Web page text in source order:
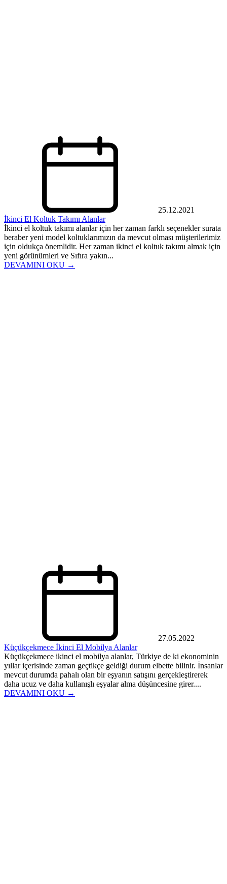
25.12.2021
İkinci El Koltuk Takımı Alanlar
İkinci el koltuk takımı alanlar için her zaman farklı seçenekler surata
beraber yeni model koltuklarımızın da mevcut olması müşterilerimiz
için oldukça önemlidir. Her zaman ikinci el koltuk takımı almak için
yeni görünümleri ve Sıfıra yakın...
DEVAMINI OKU →
27.05.2022
Küçükçekmece İkinci El Mobilya Alanlar
Küçükçekmece ikinci el mobilya alanlar, Türkiye de ki ekonominin
yıllar içerisinde zaman geçtikçe geldiği durum elbette bilinir. İnsanlar
mevcut durumda pahalı olan bir eşyanın satışını gerçekleştirerek
daha ucuz ve daha kullanışlı eşyalar alma düşüncesine girer....
DEVAMINI OKU →